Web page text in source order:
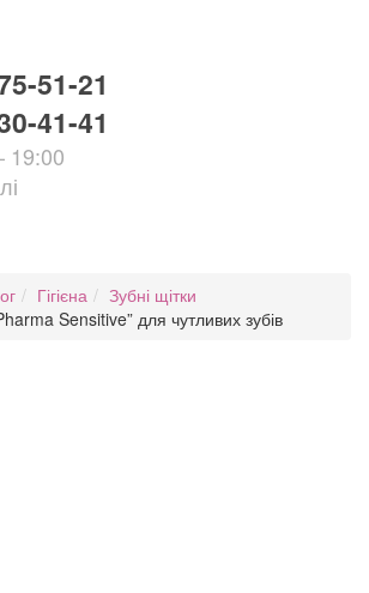
51-21
41-41
19:00
Гігієна
Зубні щітки
Sensitive” для чутливих зубів